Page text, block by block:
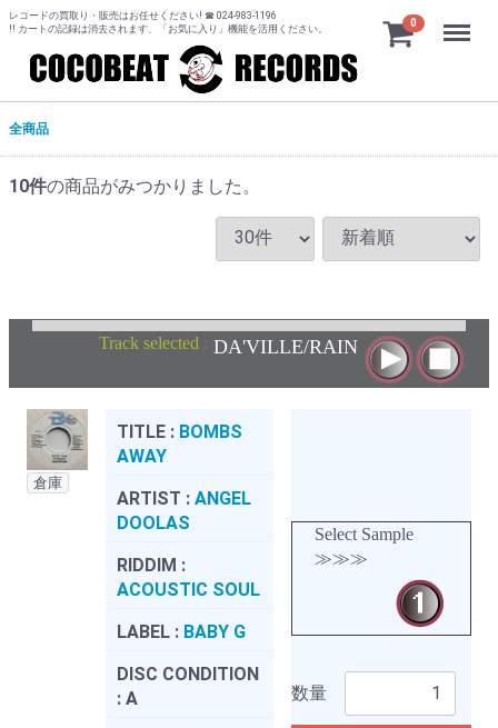
レコードの買取り・販売はお任せください! ☎ 024-983-1196
!! カートの記録は消去されます、「お気に入り」機能を活用ください。
0 Menu
全商品
10件の商品がみつかりました。
Track selected : DA'VILLE/RAIN
倉庫
TITLE : BOMBS
AWAY
ARTIST : ANGEL
DOOLAS
RIDDIM :
ACOUSTIC SOUL
LABEL : BABY G
DISC CONDITION
: A
Select Sample
≫≫≫
数量